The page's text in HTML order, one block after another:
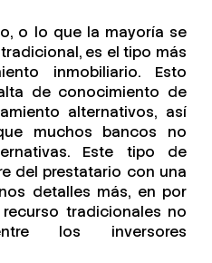
o lo que la mayoría se
es el tipo más
inmobiliario. Esto
de conocimiento de
alternativos, así
muchos bancos no
Este tipo de
del prestatario con una
detalles más, en por
tradicionales no
los inversores